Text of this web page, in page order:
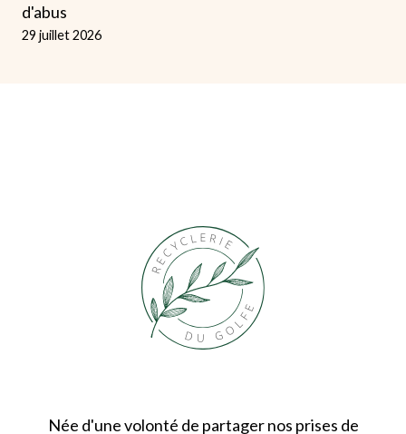
d'abus
29 juillet 2026
Née d'une volonté de partager nos prises de